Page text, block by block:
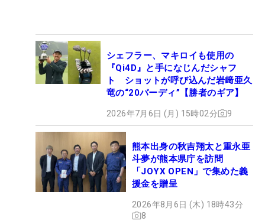
シェフラー、マキロイも使用の
『Qi4D』と手になじんだシャフ
ト ショットが呼び込んだ岩﨑亜久
竜の“20バーディ”【勝者のギア】
2026年7月6日 (月) 15時02分 9
熊本出身の秋吉翔太と重永亜
斗夢が熊本県庁を訪問
「JOYX OPEN」で集めた義
援金を贈呈
2026年8月6日 (木) 18時43分
8